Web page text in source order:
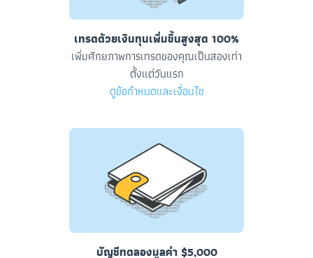
เทรดด้วยเงินทุนเพิ่มขึ้นสูงสุด 100%
เพิ่มศักยภาพการเทรดของคุณเป็นสองเท่า
ตั้งแต่วันแรก
ดูข้อกำหนดและเงื่อนไข
บัญชีทดลองมูลค่า $5,000